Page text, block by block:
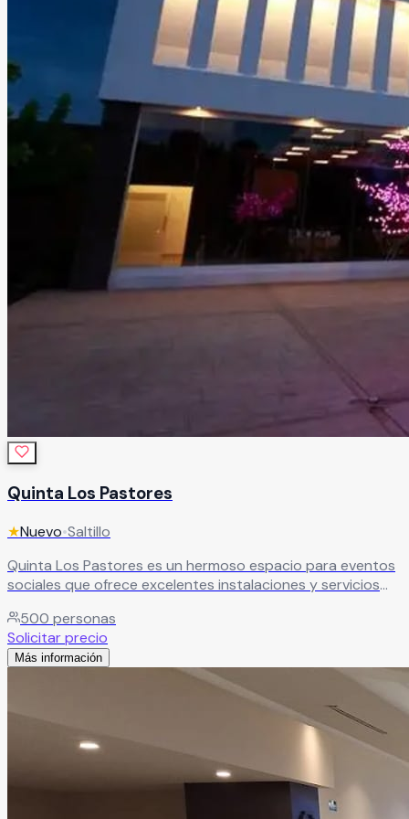
Quinta Los Pastores
★Nuevo•Saltillo
Quinta Los Pastores es un hermoso espacio para eventos
sociales que ofrece excelentes instalaciones y servicios
y lleno de encanto brinda el escenario perfecto para
sorprender a tus invitados y vivir un evento único.
Leer más
500 personas
Solicitar precio
Más información